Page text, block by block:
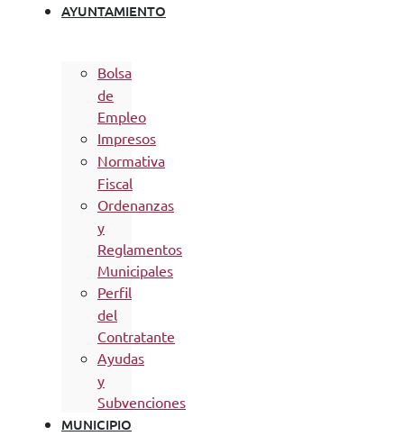
AYUNTAMIENTO
Bolsa
de
Empleo
Impresos
Normativa
Fiscal
Ordenanzas
y
Reglamentos
Municipales
Perfil
del
Contratante
Ayudas
y
Subvenciones
MUNICIPIO